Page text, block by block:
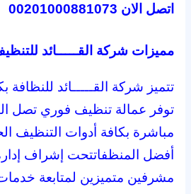
اتصل الان 00201000881073
مميزات شركة القـــــائد
تتميز شركة القـــــائد
توفر عمالة تنظيف فوري تصل
مباشرة بكافة أدوات التنظيف
أفضل المنظفاتتحت إشراف
مشرفين متميزين لمتابعة